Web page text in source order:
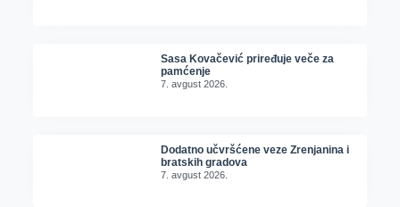
Sasa Kovačević priređuje veče za
pamćenje
7. avgust 2026.
Dodatno učvršćene veze Zrenjanina i
bratskih gradova
7. avgust 2026.